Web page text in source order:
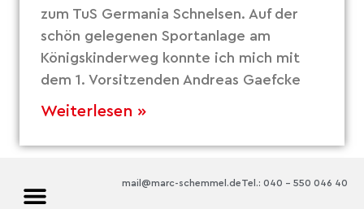
zum TuS Germania Schnelsen. Auf der
schön gelegenen Sportanlage am
Königskinderweg konnte ich mich mit
dem 1. Vorsitzenden Andreas Gaefcke
Weiterlesen »
Tel.: 040 – 550 046 40
mail@marc-schemmel.de